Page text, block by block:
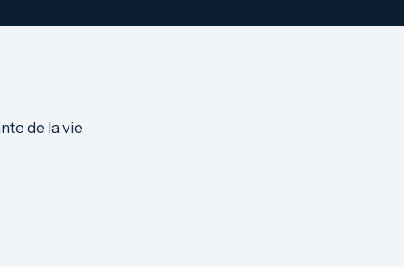
de la vie